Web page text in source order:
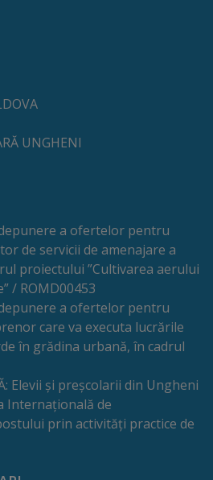
UNGHENI
a ofertelor pentru
de servicii de amenajare a
proiectului ”Cultivarea aerului
/ ROMD00453
a ofertelor pentru
care va executa lucrările
în grădina urbană, în cadrul
Elevii și preșcolarii din Ungheni
Internațională de
prin activități practice de